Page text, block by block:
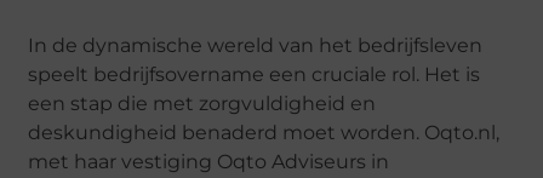
In de dynamische wereld van het bedrijfsleven
speelt bedrijfsovername een cruciale rol. Het is
een stap die met zorgvuldigheid en
deskundigheid benaderd moet worden. Oqto.nl,
met haar vestiging Oqto Adviseurs in